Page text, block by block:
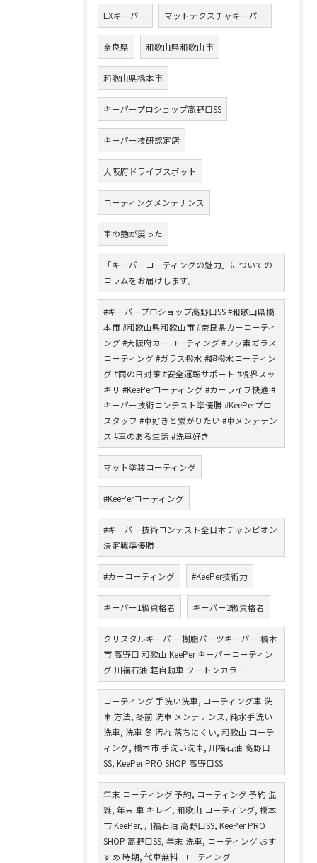
EXキーパー マットテクスチャキーパー
奈良県 和歌山県和歌山市
和歌山県橋本市
キーパープロショップ高野口SS
キーパー技研認定店
大阪府ドライブスポット
コーティングメンテナンス
車の艶が戻った
「キーパーコーティングの魅力」についての
コラムをお届けします。
#キーパープロショップ高野口SS #和歌山県橋
本市 #和歌山県和歌山市 #奈良県カーコーティ
ング #大阪府カーコーティング #フッ素ガラス
コーティング #ガラス撥水 #超撥水コーティン
グ #雨の日対策 #安全運転サポート #視界スッ
キリ #KeePerコーティング #カーライフ快適 #
キーパー技術コンテスト準優勝 #KeePerプロ
スタッフ #車好きと繋がりたい #車メンテナン
ス #車のある生活 #洗車好き
マット塗装コーティング
#KeePerコーティング
#キーパー技術コンテスト全日本チャンピオン
決定戦準優勝
#カーコーティング #KeePer技術力
キーパー1級資格者 キーパー2級資格者
クリスタルキーパー 樹脂パーツキーパー 橋本
市 高野口 和歌山 KeePer キーパーコーティン
グ 川福石油 軽自動車 ツートンカラー
コーティング 手洗い洗車, コーティング車 洗
車 方法, 冬前 洗車 メンテナンス, 純水手洗い
洗車, 洗車 冬 汚れ 落ちにくい, 和歌山 コーテ
ィング, 橋本市 手洗い洗車, 川福石油 高野口
SS, KeePer PRO SHOP 高野口SS
年末 コーティング 予約, コーティング 予約 混
雑, 年末 車 キレイ, 和歌山 コーティング, 橋本
市 KeePer, 川福石油 高野口SS, KeePer PRO
SHOP 高野口SS, 年末 洗車, コーティング おす
すめ 時期, 代車無料 コーティング